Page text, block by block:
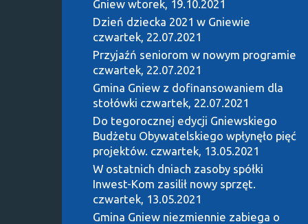
Gniew wtorek, 19.10.2021
Dzień dziecka 2021 w Gniewie
czwartek, 22.07.2021
Przyjaźń seniorom w nowym programie
czwartek, 22.07.2021
Gmina Gniew z dofinansowaniem dla
stołówki czwartek, 22.07.2021
Do tegorocznej edycji Gniewskiego
Budżetu Obywatelskiego wpłynęło pięć
projektów. czwartek, 13.05.2021
W ostatnich dniach zasoby spółki
Inwest-Kom zasilił nowy sprzęt.
czwartek, 13.05.2021
Gmina Gniew niezmiennie zabiega o